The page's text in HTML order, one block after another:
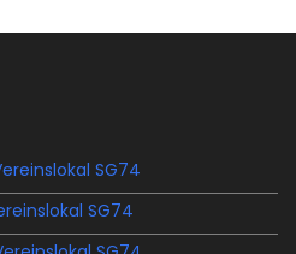
SG74
SG74